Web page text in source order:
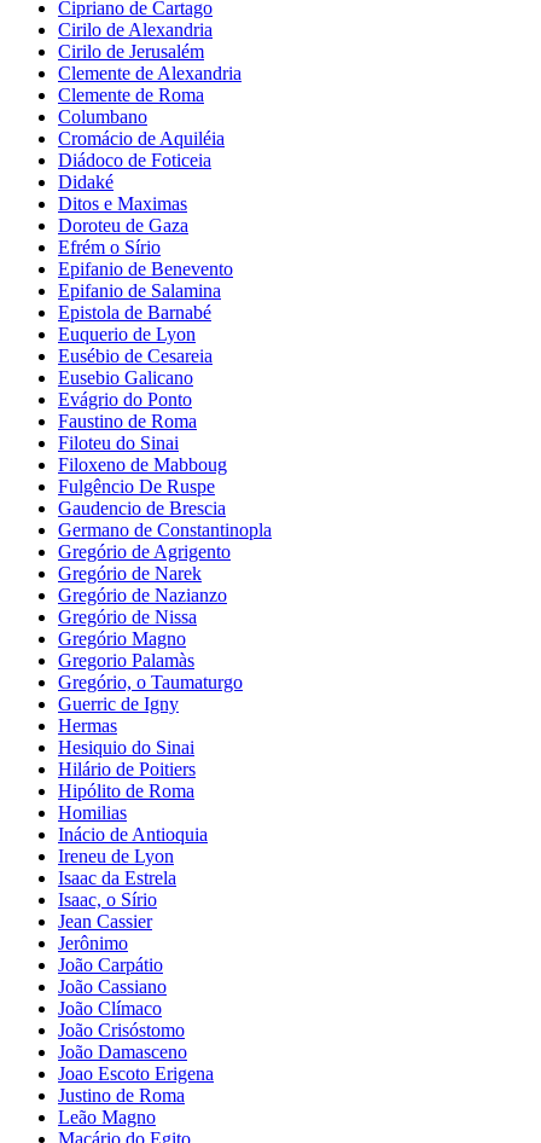
Cipriano de Cartago
Cirilo de Alexandria
Cirilo de Jerusalém
Clemente de Alexandria
Clemente de Roma
Columbano
Cromácio de Aquiléia
Diádoco de Foticeia
Didaké
Ditos e Maximas
Doroteu de Gaza
Efrém o Sírio
Epifanio de Benevento
Epifanio de Salamina
Epistola de Barnabé
Euquerio de Lyon
Eusébio de Cesareia
Eusebio Galicano
Evágrio do Ponto
Faustino de Roma
Filoteu do Sinai
Filoxeno de Mabboug
Fulgêncio De Ruspe
Gaudencio de Brescia
Germano de Constantinopla
Gregório de Agrigento
Gregório de Narek
Gregório de Nazianzo
Gregório de Nissa
Gregório Magno
Gregorio Palamàs
Gregório, o Taumaturgo
Guerric de Igny
Hermas
Hesiquio do Sinai
Hilário de Poitiers
Hipólito de Roma
Homilias
Inácio de Antioquia
Ireneu de Lyon
Isaac da Estrela
Isaac, o Sírio
Jean Cassier
Jerônimo
João Carpátio
João Cassiano
João Clímaco
João Crisóstomo
João Damasceno
Joao Escoto Erigena
Justino de Roma
Leão Magno
Macário do Egito